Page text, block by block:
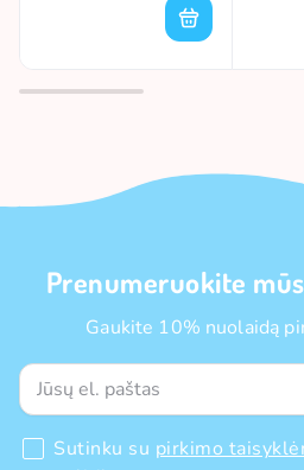
Prenumeruokite
Gaukite 10% nuolaidą
Sutinku su pirkimo